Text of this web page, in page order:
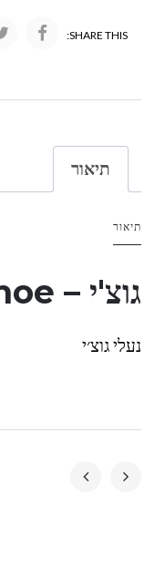
SHARE THIS:
תיאור
תיאור
גוצ'י – GUCCI Shoe
נעלי גוצ׳י